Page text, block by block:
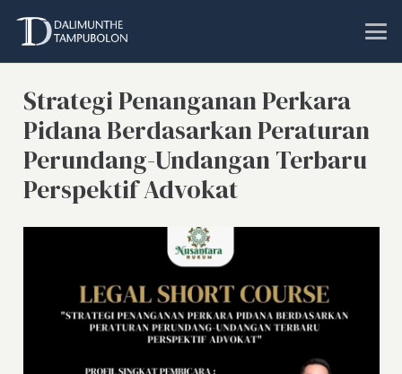
Strategi Penanganan Perkara
Pidana Berdasarkan Peraturan
Perundang-Undangan Terbaru
Perspektif Advokat